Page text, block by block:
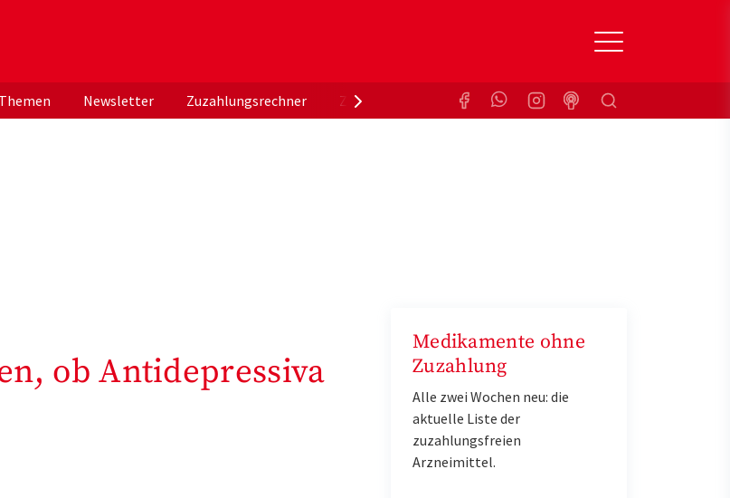
Themen Newsletter Zuzahlungsrechner Zuzahlungsbefreiung KrankenkasseSuchen
ob Antidepressiva
Medikamente ohne
Zuzahlung
Alle zwei Wochen neu: die
aktuelle Liste der
zuzahlungsfreien
Arzneimittel.